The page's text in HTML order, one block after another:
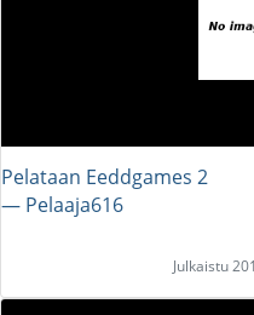
Pelataan Eeddgames 2
― Pelaaja616
Julkaistu